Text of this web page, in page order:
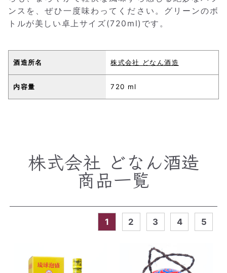
ンスを、ぜひ一度味わってください。グリーンのボ
トルが美しい卓上サイズ(720ml)です。
酒造所名 株式会社 どなん酒造
内容量 720 ml
株式会社 どなん酒造
商品一覧
1 2 3 4 5